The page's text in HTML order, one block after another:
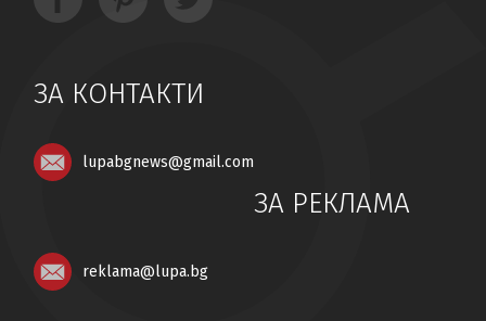
ЗА КОНТАКТИ
lupabgnews@gmail.com
ЗА РЕКЛАМА
reklama@lupa.bg